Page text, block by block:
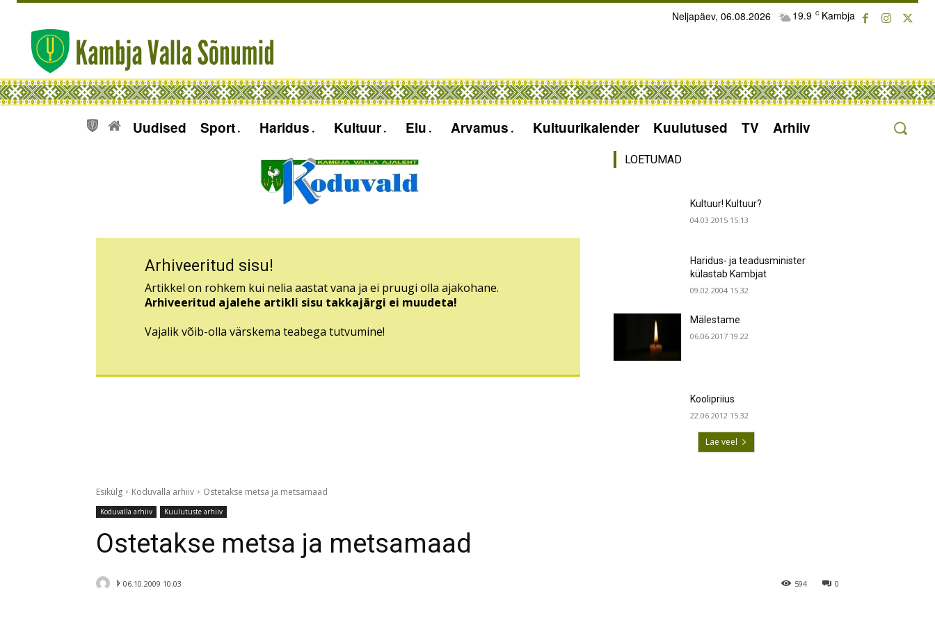
19.9 C Kambja
Neljapäev, 06.08.2026
Uudised Sport Haridus Kultuur Elu Arvamus Kultuurikalender Kuulutused TV Arhiiv
Arhiveeritud sisu!
Artikkel on rohkem kui nelia aastat vana ja ei pruugi olla ajakohane.
Arhiveeritud ajalehe artikli sisu takkajärgi ei muudeta!
Vajalik võib-olla värskema teabega tutvumine!
LOETUMAD
Kultuur! Kultuur?
04.03.2015 15.13
Haridus- ja teadusminister
külastab Kambjat
09.02.2004 15.32
Mälestame
06.06.2017 19.22
Koolipriius
22.06.2012 15.32
Lae veel
Esikülg Koduvalla arhiiv Ostetakse metsa ja metsamaad
Koduvalla arhiiv Kuulutuste arhiiv
Ostetakse metsa ja metsamaad
ᚦ 0
06.10.2009 10.03 594